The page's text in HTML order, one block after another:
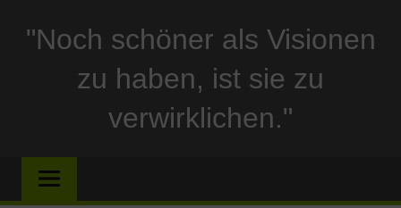
Inhalt"Noch schöner als Visionen
zu haben, ist sie zu
verwirklichen."
und
Stellplatzberichte